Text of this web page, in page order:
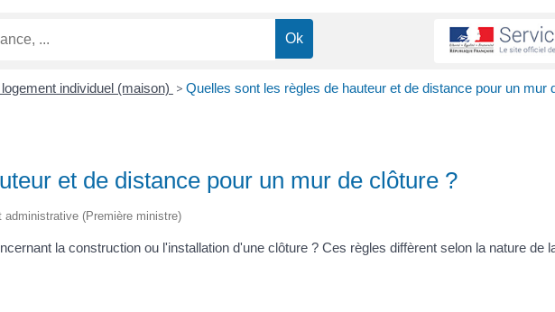
individuel (maison) > Quelles sont les règles de hauteur et de distance pour un mur
et de distance pour un mur de clôture ?
(Première ministre)
la construction ou l'installation d'une clôture ? Ces règles diffèrent selon la nature de